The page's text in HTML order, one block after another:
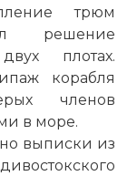
трюм
решение
плотах.
корабля
членов
в море.
выписки из